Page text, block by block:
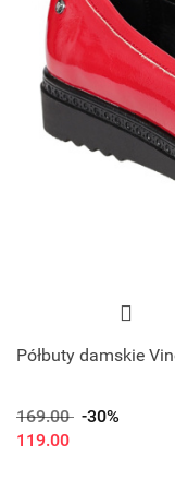
Półbuty damskie
169.00 -30%
119.00